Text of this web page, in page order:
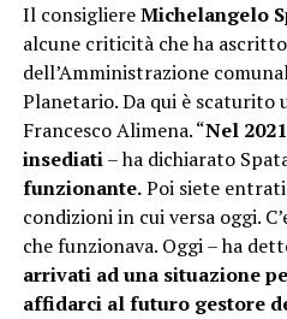
Il consigliereMichelangelo
alcune criticità che ha
dell’Amministrazione
Planetario. Da qui è scaturito
Francesco Alimena. “Nel
insediati– ha dichiarato
funzionante.Poi siete
condizioni in cui versa oggi.
che funzionava. Oggi – ha
arrivati ad una situazione
affidarci al futuro gestore